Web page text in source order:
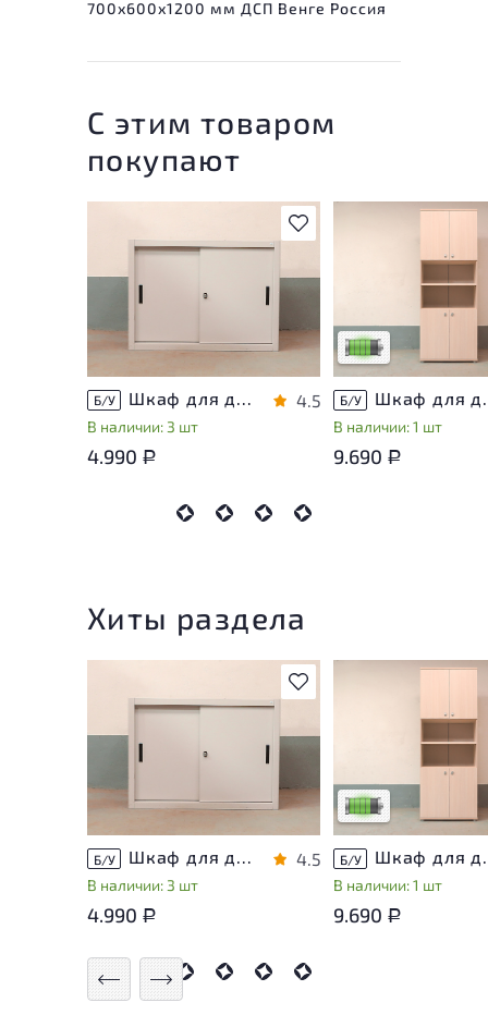
700x600x1200 мм ДСП Венге Россия
С этим товаром
покупают
В избранное
Б/У Шкаф для документов Металл
В наличии: 3 шт
4.5
4.990 Р
незначительные
эксплуатации, не
использования
Низкая степень
Б/У Шкаф для
В наличии: 1 шт
9.690 Р
Хиты раздела
В избранное
Б/У Шкаф для документов Металл
В наличии: 3 шт
4.5
4.990 Р
незначительные
эксплуатации, не
использования
Низкая степень
Б/У Шкаф для
В наличии: 1 шт
9.690 Р